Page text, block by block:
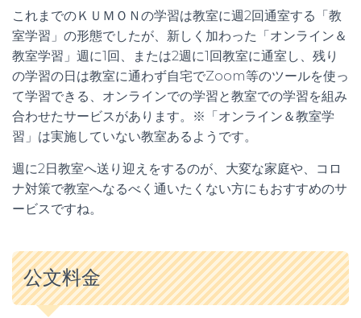
これまでのＫＵＭＯＮの学習は教室に週2回通室する「教
室学習」の形態でしたが、新しく加わった「オンライン＆
教室学習」週に1回、または2週に1回教室に通室し、残り
の学習の⽇は教室に通わず⾃宅でZoom等のツールを使っ
て学習できる、オンラインでの学習と教室での学習を組み
合わせたサービスがあります。※「オンライン＆教室学
習」は実施していない教室あるようです。
週に2日教室へ送り迎えをするのが、大変な家庭や、コロ
ナ対策で教室へなるべく通いたくない方にもおすすめのサ
ービスですね。
公文料金